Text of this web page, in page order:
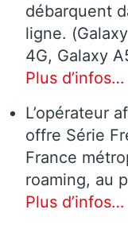
débarquent
ligne.
4G, Galaxy
Plus d’infos…
L’opérateur
offre Série
France
roaming, au
Plus d’infos…